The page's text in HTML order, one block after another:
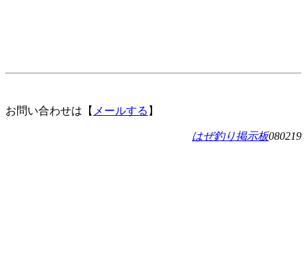
お問い合わせは【 メールする 】
はぜ釣り掲示板080219